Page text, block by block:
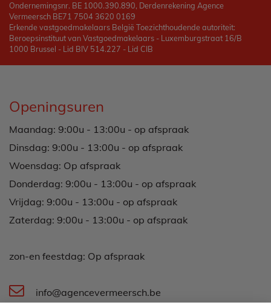
Ondernemingsnr. BE 1000.390.890, Derdenrekening Agence
Vermeersch BE71 7504 3620 0169
Erkende vastgoedmakelaars België Toezichthoudende autoriteit:
Beroepsinstituut van Vastgoedmakelaars - Luxemburgstraat 16/B
1000 Brussel - Lid BIV 514.227 - Lid CIB
Openingsuren
Maandag: 9:00u - 13:00u - op afspraak
Dinsdag: 9:00u - 13:00u - op afspraak
Woensdag: Op afspraak
Donderdag: 9:00u - 13:00u - op afspraak
Vrijdag: 9:00u - 13:00u - op afspraak
Zaterdag: 9:00u - 13:00u - op afspraak
zon-en feestdag: Op afspraak
info@agencevermeersch.be